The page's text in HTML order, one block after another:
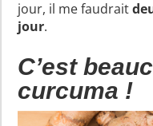
jour, il me faudrait
jour.
C’est
curcuma !